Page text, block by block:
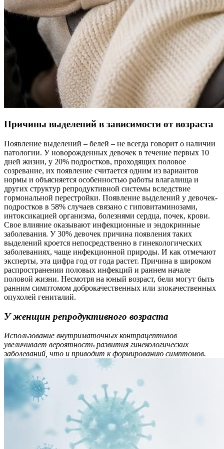
Причины выделений в зависимости от возраста
Появление выделений – белей – не всегда говорит о наличии
патологии. У новорожденных девочек в течение первых 10
дней жизни, у 20% подростков, проходящих половое
созревание, их появление считается одним из вариантов
нормы и объясняется особенностью работы влагалища и
других структур репродуктивной системы вследствие
гормональной перестройки. Появление выделений у девочек-
подростков в 58% случаев связано с гиповитаминозами,
интоксикацией организма, болезнями сердца, почек, крови.
Свое влияние оказывают инфекционные и эндокринные
заболевания. У 30% девочек причина появления таких
выделений кроется непосредственно в гинекологических
заболеваниях, чаще инфекционной природы. И как отмечают
эксперты, эта цифра год от года растет. Причина в широком
распространении половых инфекций и раннем начале
половой жизни. Несмотря на юный возраст, бели могут быть
ранним симптомом доброкачественных или злокачественных
опухолей гениталий.
У женщин репродуктивного возраста
Использование внутриматочных контрацептивов
увеличивает вероятность развития гинекологических
заболеваний, что и приводит к формированию симптомов.